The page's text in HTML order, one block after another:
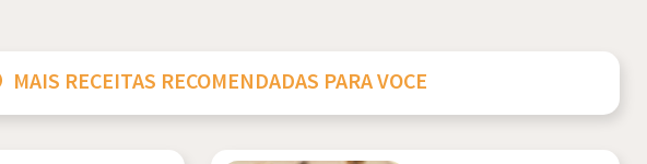
MAIS RECEITAS RECOMENDADAS PARA VOCE